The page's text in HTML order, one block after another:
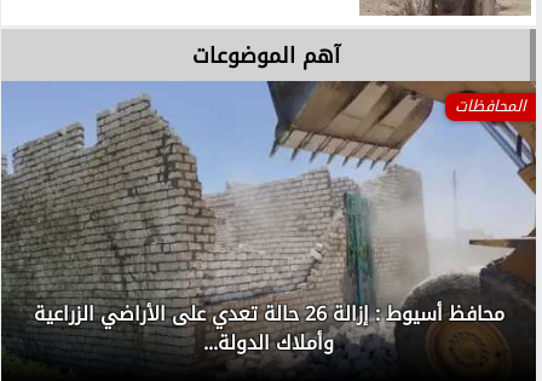
آهم الموضوعات
المحافظات
محافظ أسيوط : إزالة 26 حالة تعدي على الأراضي الزراعية
وأملاك الدولة...